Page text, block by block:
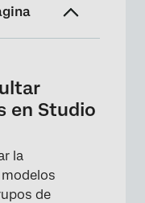
en Studio
la
de